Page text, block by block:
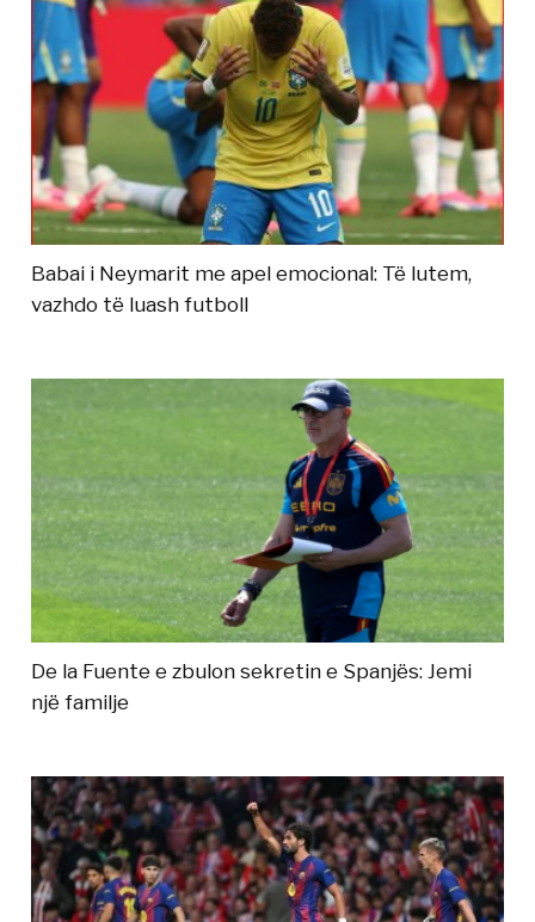
Babai i Neymarit me apel emocional: Të lutem,
vazhdo të luash futboll
De la Fuente e zbulon sekretin e Spanjës: Jemi
një familje